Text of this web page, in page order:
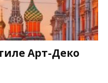
Арт-Деко